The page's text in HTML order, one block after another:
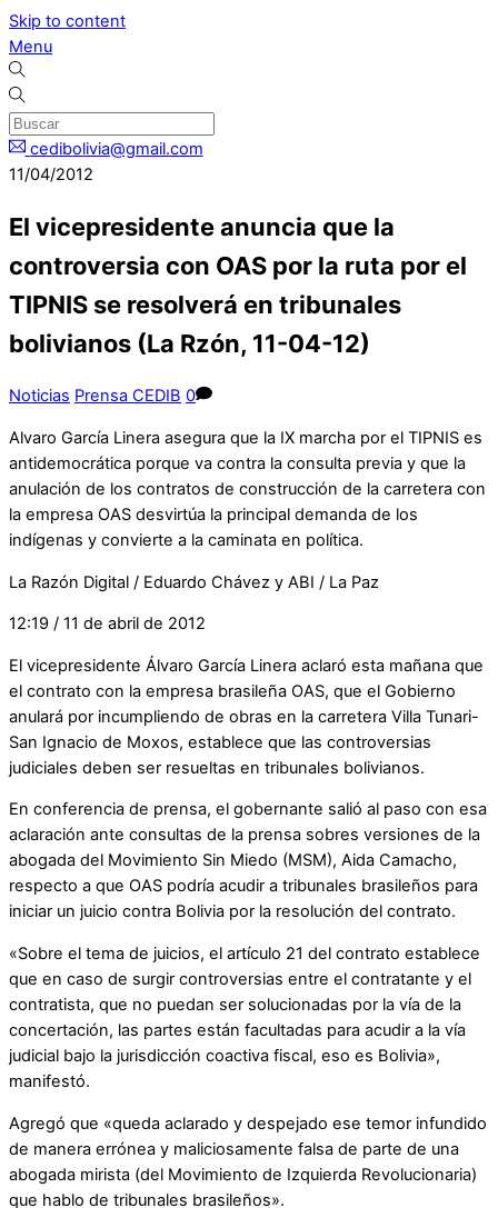
Skip to content
Menu
cedibolivia@gmail.com
11/04/2012
El vicepresidente anuncia que la
controversia con OAS por la ruta por el
TIPNIS se resolverá en tribunales
bolivianos (La Rzón, 11-04-12)
Noticias Prensa CEDIB 0
Alvaro García Linera asegura que la IX marcha por el TIPNIS es
antidemocrática porque va contra la consulta previa y que la
anulación de los contratos de construcción de la carretera con
la empresa OAS desvirtúa la principal demanda de los
indígenas y convierte a la caminata en política.
La Razón Digital / Eduardo Chávez y ABI / La Paz
12:19 / 11 de abril de 2012
El vicepresidente Álvaro García Linera aclaró esta mañana que
el contrato con la empresa brasileña OAS, que el Gobierno
anulará por incumpliendo de obras en la carretera Villa Tunari-
San Ignacio de Moxos, establece que las controversias
judiciales deben ser resueltas en tribunales bolivianos.
En conferencia de prensa, el gobernante salió al paso con esa
aclaración ante consultas de la prensa sobres versiones de la
abogada del Movimiento Sin Miedo (MSM), Aida Camacho,
respecto a que OAS podría acudir a tribunales brasileños para
iniciar un juicio contra Bolivia por la resolución del contrato.
«Sobre el tema de juicios, el artículo 21 del contrato establece
que en caso de surgir controversias entre el contratante y el
contratista, que no puedan ser solucionadas por la vía de la
concertación, las partes están facultadas para acudir a la vía
judicial bajo la jurisdicción coactiva fiscal, eso es Bolivia»,
manifestó.
Agregó que «queda aclarado y despejado ese temor infundido
de manera errónea y maliciosamente falsa de parte de una
abogada mirista (del Movimiento de Izquierda Revolucionaria)
que hablo de tribunales brasileños».